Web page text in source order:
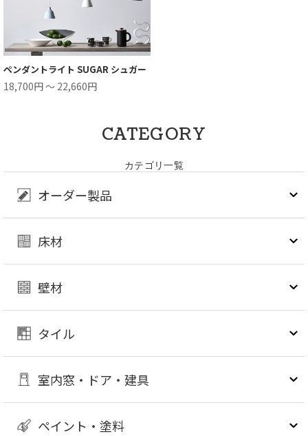
ペンダントライト SUGAR シュガー
18,700円 ～ 22,660円
CATEGORY
カテゴリ一覧
オーダー製品
床材
壁材
タイル
室内窓・ドア・建具
ペイント・塗料